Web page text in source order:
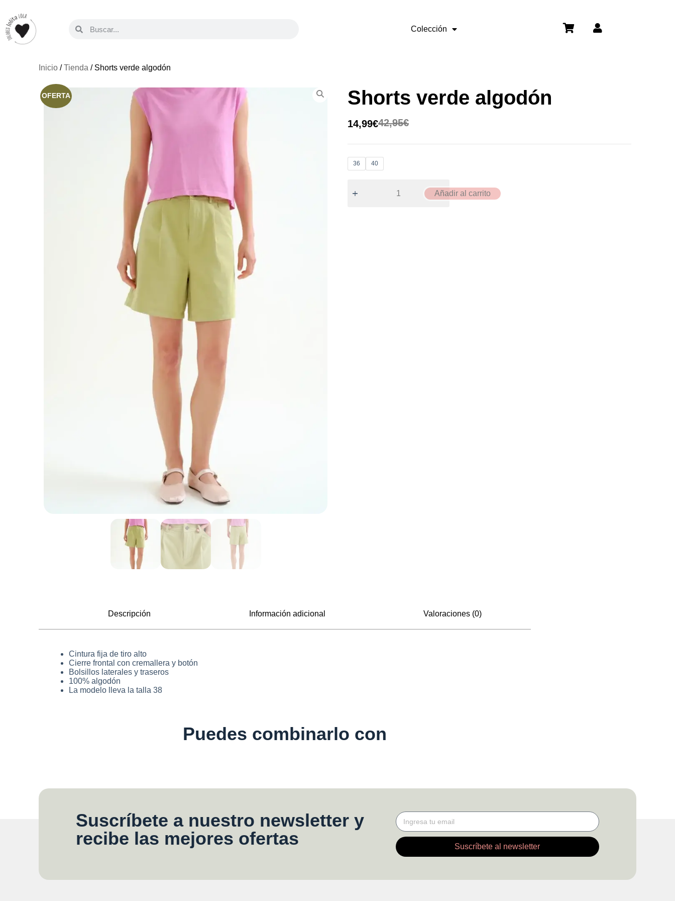
Colección
Inicio /Tienda / Shorts verde algodón
OFERTA Shorts verde algodón
42,95€
14,99€
36 40
Añadir al carrito
Descripción Información adicional Valoraciones (0)
Cintura fija de tiro alto
Cierre frontal con cremallera y botón
Bolsillos laterales y traseros
100% algodón
La modelo lleva la talla 38
Puedes combinarlo con
Suscríbete a nuestro newsletter y
recibe las mejores ofertas
Suscríbete al newsletter